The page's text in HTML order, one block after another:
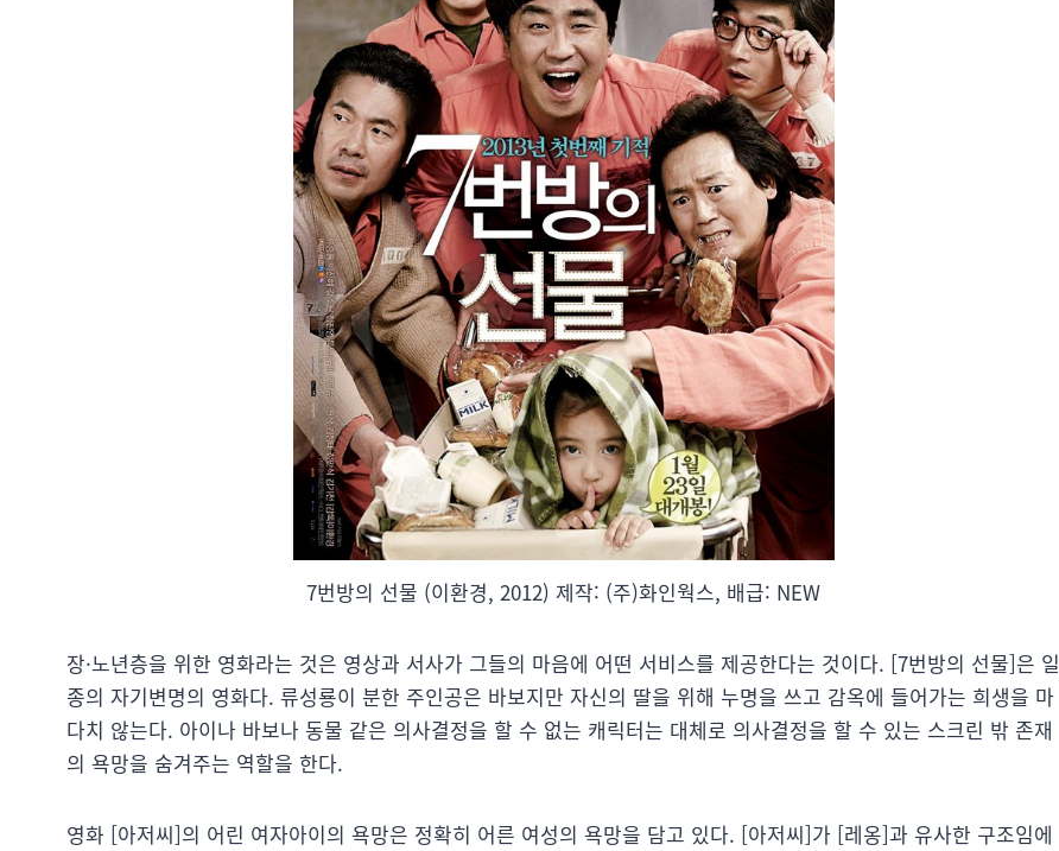
7번방의 선물 (이환경, 2012) 제작: (주)화인웍스, 배급: NEW
장·노년층을 위한 영화라는 것은 영상과 서사가 그들의 마음에 어떤 서비스를 제공한다는 것이다. [7번방의 선물]은 일
종의 자기변명의 영화다. 류성룡이 분한 주인공은 바보지만 자신의 딸을 위해 누명을 쓰고 감옥에 들어가는 희생을 마
다치 않는다. 아이나 바보나 동물 같은 의사결정을 할 수 없는 캐릭터는 대체로 의사결정을 할 수 있는 스크린 밖 존재
의 욕망을 숨겨주는 역할을 한다.
영화 [아저씨]의 어린 여자아이의 욕망은 정확히 어른 여성의 욕망을 담고 있다. [아저씨]가 [레옹]과 유사한 구조임에